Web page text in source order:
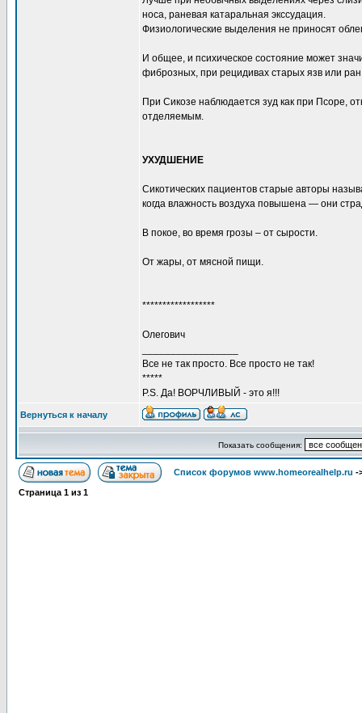
носа, раневая катаральная экссудация.
Физиологические выделения не приносят
И общее, и психическое состояние может
фиброзных, при рецидивах старых язв или
При Сикозе наблюдается зуд как при Псоре,
отделяемым.
УХУДШЕНИЕ
Сикотических пациентов старые авторы
когда влажность воздуха повышена — они
В покое, во время грозы – от сырости.
От жары, от мясной пищи.
******************
Олегович
Все не так просто. Все просто не так!
*****
P.S. Да! ВОРЧЛИВЫЙ - это я!!!
Вернуться к началу
Показать сообщения:
Список форумов www.homeorealhelp.ru -
Страница 1 из 1